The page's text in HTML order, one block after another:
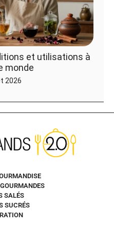
et utilisations à
monde
2026
SALÉS
SUCRÉS